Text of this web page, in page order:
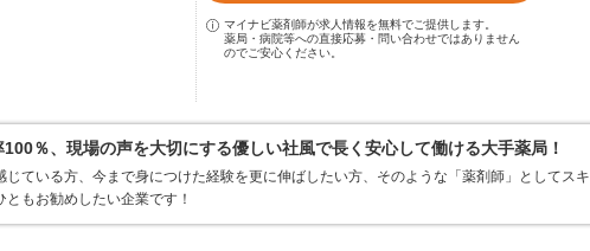
マイナビ薬剤師が求人情報を無料でご提供します。
薬局・病院等への直接応募・問い合わせではありません
のでご安心ください。
％、現場の声を大切にする優しい社風で長く安心して働ける大手薬局！
ている方、今まで身につけた経験を更に伸ばしたい方、そのような「薬剤師」としてスキ
もお勧めしたい企業です！